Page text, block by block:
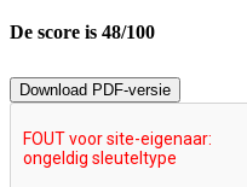
De score is 48/100
Download PDF-versie